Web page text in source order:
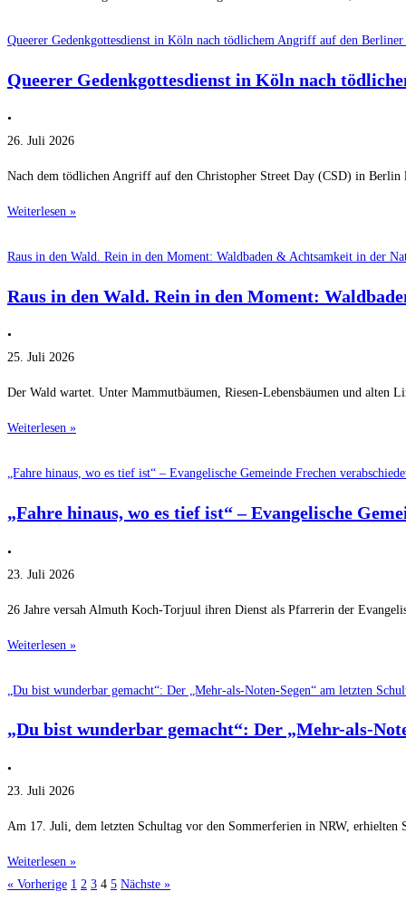
Queerer Gedenkgottesdienst in Köln nach tödlichem Angriff auf den Berliner
Queerer Gedenkgottesdienst in Köln nach
•
26. Juli 2026
Nach dem tödlichen Angriff auf den Christopher Street Day (CSD) in
Weiterlesen »
Raus in den Wald. Rein in den Moment: Waldbaden & Achtsamkeit in der
Raus in den Wald. Rein in den Moment:
•
25. Juli 2026
Der Wald wartet. Unter Mammutbäumen, Riesen-Lebensbäumen und alten
Weiterlesen »
„Fahre hinaus, wo es tief ist“ – Evangelische Gemeinde Frechen
„Fahre hinaus, wo es tief ist“ – Evangelische
•
23. Juli 2026
26 Jahre versah Almuth Koch-Torjuul ihren Dienst als Pfarrerin der
Weiterlesen »
„Du bist wunderbar gemacht“: Der „Mehr-als-Noten-Segen“ am letzten
„Du bist wunderbar gemacht“: Der „Mehr-als-
•
23. Juli 2026
Am 17. Juli, dem letzten Schultag vor den Sommerferien in NRW, erhielten
Weiterlesen »
« Vorherige 1 2 3 4 5 Nächste »